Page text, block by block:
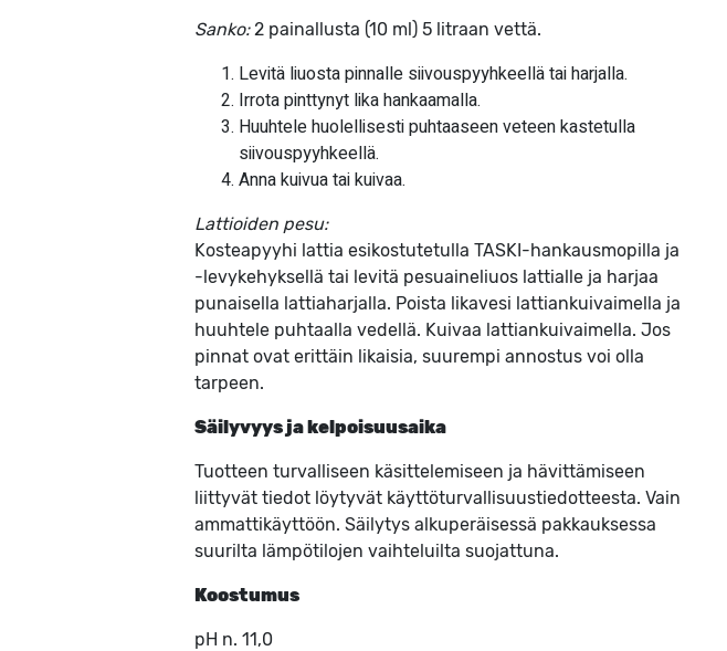
Sanko:2 painallusta (10 ml) 5 litraan vettä.
Levitä liuosta pinnalle siivouspyyhkeellä tai harjalla.
Irrota pinttynyt lika hankaamalla.
Huuhtele huolellisesti puhtaaseen veteen kastetulla
siivouspyyhkeellä.
Anna kuivua tai kuivaa.
Lattioiden pesu:
Kosteapyyhi lattia esikostutetulla TASKI-hankausmopilla ja
-levykehyksellä tai levitä pesuaineliuos lattialle ja harjaa
punaisella lattiaharjalla. Poista likavesi lattiankuivaimella ja
huuhtele puhtaalla vedellä. Kuivaa lattiankuivaimella. Jos
pinnat ovat erittäin likaisia, suurempi annostus voi olla
tarpeen.
Säilyvyys ja kelpoisuusaika
Tuotteen turvalliseen käsittelemiseen ja hävittämiseen
liittyvät tiedot löytyvät käyttöturvallisuustiedotteesta. Vain
ammattikäyttöön. Säilytys alkuperäisessä pakkauksessa
suurilta lämpötilojen vaihteluilta suojattuna.
Koostumus
pH n. 11,0